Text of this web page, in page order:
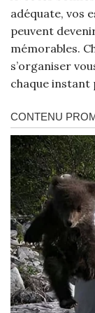
adéquate, vos
peuvent
mémorables.
s’organiser
chaque instant